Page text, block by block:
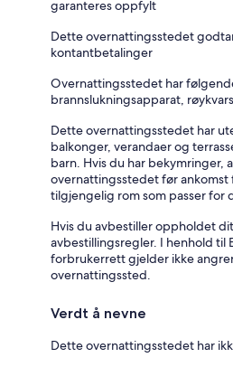
garanteres oppfylt
Dette overnattingsstedet
kontantbetalinger
Overnattingsstedet har
brannslukningsapparat,
Dette overnattingsstedet har
balkonger, verandaer og
barn. Hvis du har bekymringer,
overnattingsstedet før
tilgjengelig rom som passer for
Hvis du avbestiller oppholdet
avbestillingsregler. I henhold til
forbrukerrett gjelder ikke
overnattingssted.
Verdt å nevne
Dette overnattingsstedet har